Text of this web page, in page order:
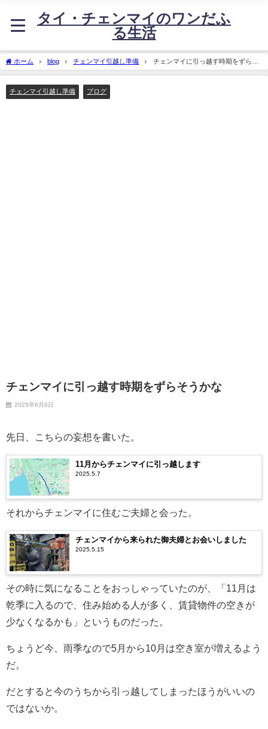
タイ・チェンマイのワンだふ
る生活
ホーム blog チェンマイ引越し準備
チェンマイに引っ越す時期をずらそ
うかな
チェンマイ引越し準備 ブログ
チェンマイに引っ越す時期をずらそうかな
2025年6月6日
先日、こちらの妄想を書いた。
11月からチェンマイに引っ越します
2025.5.7
それからチェンマイに住むご夫婦と会った。
チェンマイから来られた御夫婦とお会いしました
2025.5.15
その時に気になることをおっしゃっていたのが、「11月は
乾季に入るので、住み始める人が多く、賃貸物件の空きが
少なくなるかも」というものだった。
ちょうど今、雨季なので5月から10月は空き室が増えるよう
だ。
だとすると今のうちから引っ越してしまったほうがいいの
ではないか。